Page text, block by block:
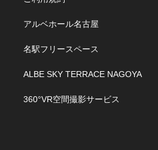
アルベホール名古屋
名駅フリースペース
ALBE SKY TERRACE NAGOYA
360°VR空間撮影サービス